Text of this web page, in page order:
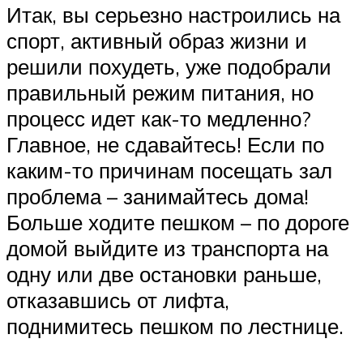
Итак, вы серьезно настроились на
спорт, активный образ жизни и
решили похудеть, уже подобрали
правильный режим питания, но
процесс идет как-то медленно?
Главное, не сдавайтесь! Если по
каким-то причинам посещать зал
проблема – занимайтесь дома!
Больше ходите пешком – по дороге
домой выйдите из транспорта на
одну или две остановки раньше,
отказавшись от лифта,
поднимитесь пешком по лестнице.